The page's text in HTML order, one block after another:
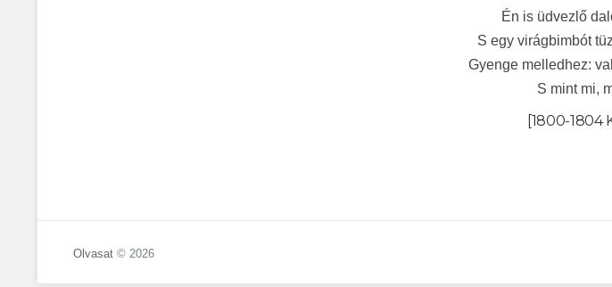
Én is üdvezlő
S egy virágbimbót
Gyenge melledhez:
S mint mi,
[1800-1804
Olvasat © 2026